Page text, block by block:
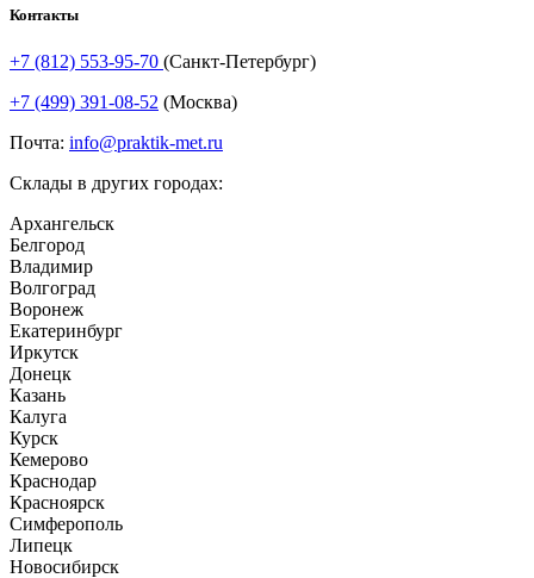
Контакты
+7 (812) 553-95-70 (Санкт-Петербург)
+7 (499) 391-08-52 (Москва)
Почта: info@praktik-met.ru
Склады в других городах:
Архангельск
Белгород
Владимир
Волгоград
Воронеж
Екатеринбург
Иркутск
Донецк
Казань
Калуга
Курск
Кемерово
Краснодар
Красноярск
Симферополь
Липецк
Новосибирск